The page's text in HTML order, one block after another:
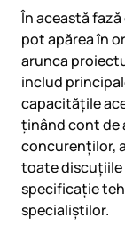
În această
pot apărea în
arunca
includ
capacitățile
ținând cont de
concurenților,
toate discuțiile
specificație
specialiștilor.